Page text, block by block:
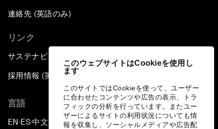
このウェブサイトはCookieを使用し
ます
このサイトではCookieを使って、ユーザー
に合わせたコンテンツや広告の表示、トラ
フィックの分析を行っています。またユー
ザーによるサイトの利用状況についても情
報を収集し、ソーシャルメディアや広告配
連絡先 (英語のみ)
リンク
サステナビリティへの取り組み
採用情報 (英語のみ)
言語
EN ▪ ES▪中文▪ 日本語